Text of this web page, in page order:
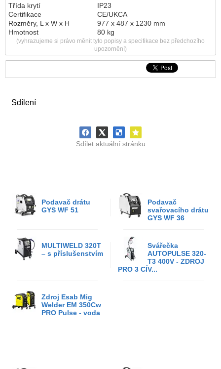
Sdílení
Sdílet aktuální stránku
Podavač drátu
GYS WF 51
Podavač
svařovacího drátu
GYS WF 36
MULTIWELD 320T
– s příslušenstvím
Svářečka
AUTOPULSE 320-
T3 400V - ZDROJ
PRO 3 CÍV...
Zdroj Esab Mig
Welder EM 350Cw
PRO Pulse - voda
Třída krytí
IP23
Certifikace
CE/UKCA
Rozměry, L x W x H
977 x 487 x 1230 mm
Hmotnost
80 kg
(vyhrazujeme si právo měnit tyto popisy a specifikace bez předchozího
upozornění)